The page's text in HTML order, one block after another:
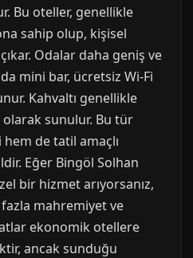
Bu oteller, genellikle
sahip olup, kişisel
Odalar daha geniş ve
mini bar, ücretsiz Wi-Fi
Kahvaltı genellikle
olarak sunulur. Bu tür
de tatil amaçlı
Eğer Bingöl Solhan
bir hizmet arıyorsanız,
mahremiyet ve
ekonomik otellere
ancak sunduğu